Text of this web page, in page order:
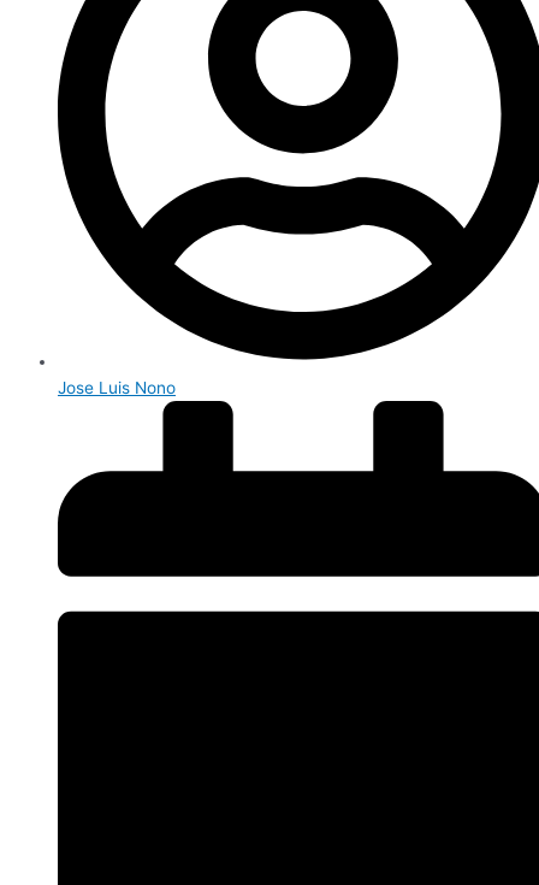
Jose Luis Nono